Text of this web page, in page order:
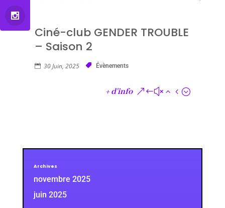
Ciné-club GENDER TROUBLE
– Saison 2
30 Juin, 2025 Évènements
+ d'info
Archives
novembre 2025
juin 2025